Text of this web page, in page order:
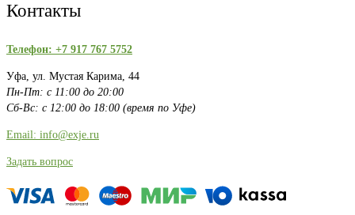
Контакты
Телефон: +7 917 767 5752
Уфа, ул. Мустая Карима, 44
Пн-Пт: с 11:00 до 20:00
Сб-Вс: с 12:00 до 18:00 (время по Уфе)
Email: info@exje.ru
Задать вопрос